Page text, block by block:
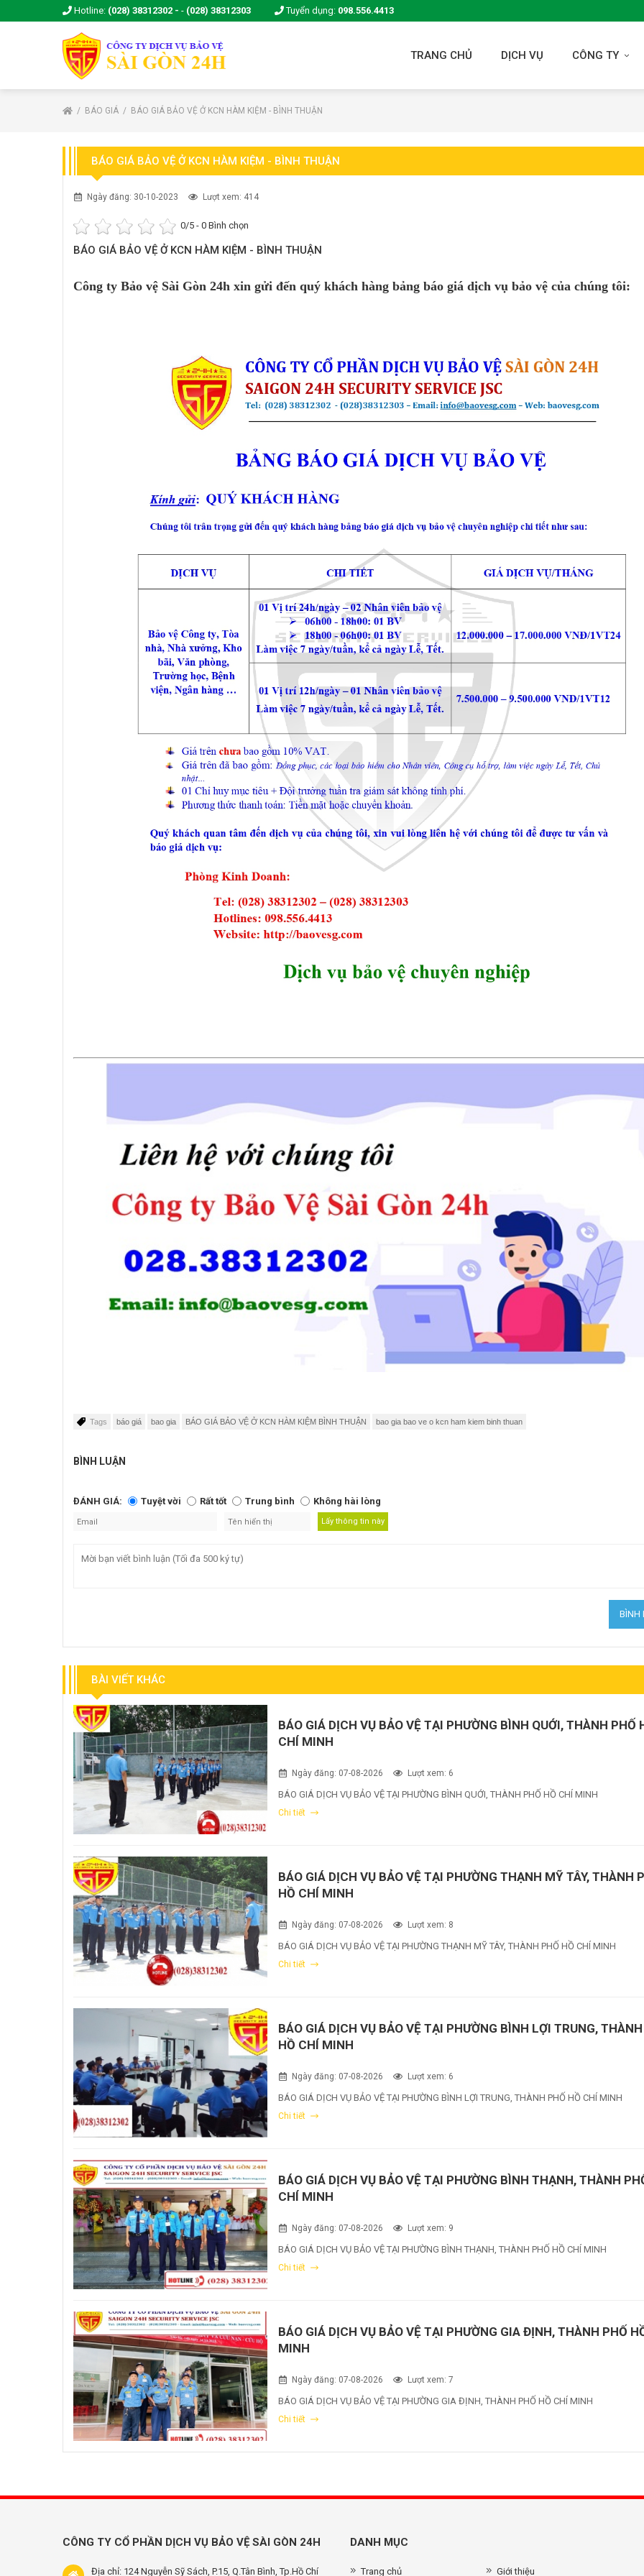
Hotline: (028) 38312302 - - (028) 38312303 Tuyển dụng: 098.556.4413
TRANG CHỦ DỊCH VỤ CÔNG TY
BÁO GIÁ BÁO GIÁ BẢO VỆ Ở KCN HÀM KIỆM - BÌNH THUẬN
BÁO GIÁ BẢO VỆ Ở KCN HÀM KIỆM - BÌNH THUẬN
Ngày đăng: 30-10-2023 Lượt xem: 414
0/5 - 0 Bình chọn
BÁO GIÁ BẢO VỆ Ở KCN HÀM KIỆM - BÌNH THUẬN
Công ty Bảo vệ Sài Gòn 24h xin gửi đến quý khách hàng bảng báo giá dịch vụ bảo vệ của chúng tôi:
Tags báo giá bao gia BÁO GIÁ BẢO VỆ Ở KCN HÀM KIỆM BÌNH THUẬN bao gia bao ve o kcn ham kiem binh thuan
BÌNH LUẬN
ĐÁNH GIÁ: Tuyệt vời Rất tốt Trung bình Không hài lòng
BÀI VIẾT KHÁC
BÁO GIÁ DỊCH VỤ BẢO VỆ TẠI PHƯỜNG BÌNH QUỚI, THÀNH PHỐ
CHÍ MINH
Ngày đăng: 07-08-2026 Lượt xem: 6
BÁO GIÁ DỊCH VỤ BẢO VỆ TẠI PHƯỜNG BÌNH QUỚI, THÀNH PHỐ HỒ CHÍ MINH
Chi tiết
BÁO GIÁ DỊCH VỤ BẢO VỆ TẠI PHƯỜNG THẠNH MỸ TÂY, THÀNH
HỒ CHÍ MINH
Ngày đăng: 07-08-2026 Lượt xem: 8
BÁO GIÁ DỊCH VỤ BẢO VỆ TẠI PHƯỜNG THẠNH MỸ TÂY, THÀNH PHỐ HỒ CHÍ MINH
Chi tiết
BÁO GIÁ DỊCH VỤ BẢO VỆ TẠI PHƯỜNG BÌNH LỢI TRUNG,
HỒ CHÍ MINH
Ngày đăng: 07-08-2026 Lượt xem: 6
BÁO GIÁ DỊCH VỤ BẢO VỆ TẠI PHƯỜNG BÌNH LỢI TRUNG, THÀNH PHỐ HỒ CHÍ MINH
Chi tiết
BÁO GIÁ DỊCH VỤ BẢO VỆ TẠI PHƯỜNG BÌNH THẠNH, THÀNH
CHÍ MINH
Ngày đăng: 07-08-2026 Lượt xem: 9
BÁO GIÁ DỊCH VỤ BẢO VỆ TẠI PHƯỜNG BÌNH THẠNH, THÀNH PHỐ HỒ CHÍ MINH
Chi tiết
BÁO GIÁ DỊCH VỤ BẢO VỆ TẠI PHƯỜNG GIA ĐỊNH, THÀNH PHỐ
MINH
Ngày đăng: 07-08-2026 Lượt xem: 7
BÁO GIÁ DỊCH VỤ BẢO VỆ TẠI PHƯỜNG GIA ĐỊNH, THÀNH PHỐ HỒ CHÍ MINH
Chi tiết
CÔNG TY CỔ PHẦN DỊCH VỤ BẢO VỆ SÀI GÒN 24H
Địa chỉ: 124 Nguyễn Sỹ Sách, P.15, Q.Tân Bình, Tp.Hồ Chí
DANH MỤC
Trang chủ Giới thiệu